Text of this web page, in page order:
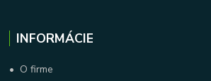
INFORMÁCIE
• O firme